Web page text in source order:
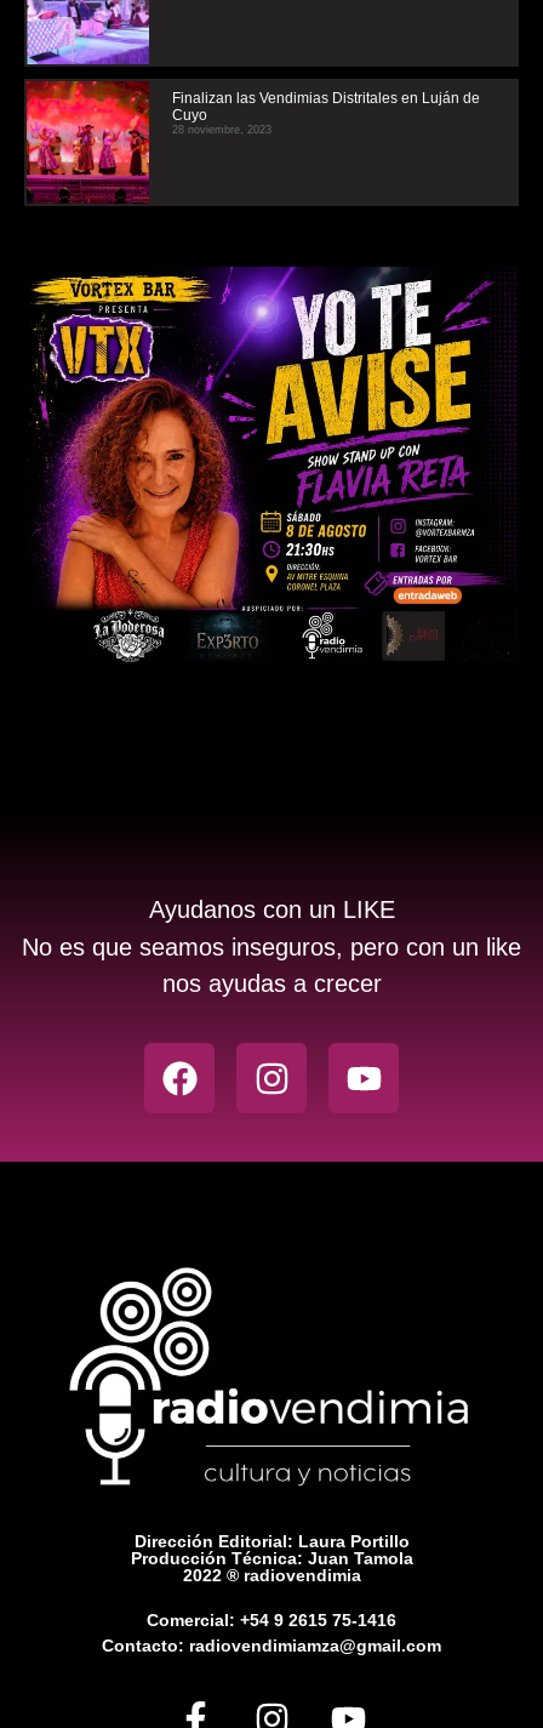
Finalizan las Vendimias Distritales en Luján de
Cuyo
28 noviembre, 2023
Ayudanos con un LIKE
No es que seamos inseguros, pero con un like
nos ayudas a crecer
Dirección Editorial: Laura Portillo
Producción Técnica: Juan Tamola
2022 ® radiovendimia
Comercial: +54 9 2615 75-1416
Contacto: radiovendimiamza@gmail.com